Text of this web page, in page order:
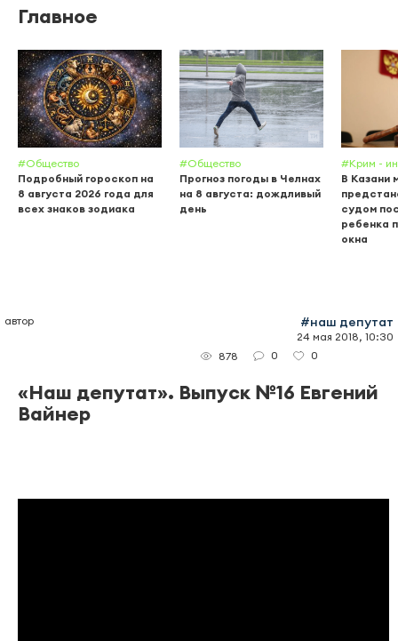
Главное
#Общество
Подробный гороскоп на
8 августа 2026 года для
всех знаков зодиака
#Общество
Прогноз погоды в Челнах
на 8 августа: дождливый
день
#Крим -
В Казани
судом
ребенка
окна
автор #наш депутат
24 мая 2018, 10:30
878
0 0
«Наш депутат». Выпуск №16 Евгений
Вайнер